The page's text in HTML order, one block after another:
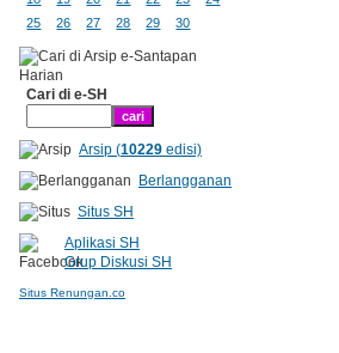
25
26 27 28 29 30
Cari di e-SH
Arsip (10229edisi)
Berlangganan
Situs SH
Aplikasi SH
Grup Diskusi SH
Situs Renungan.co